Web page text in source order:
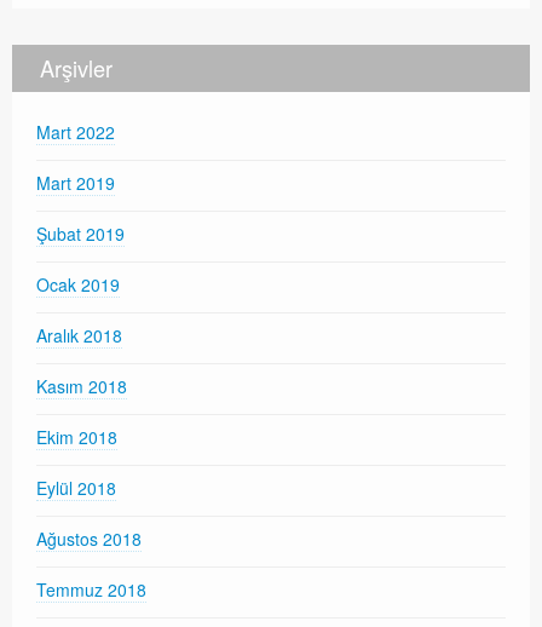
Arşivler
Mart 2022
Mart 2019
Şubat 2019
Ocak 2019
Aralık 2018
Kasım 2018
Ekim 2018
Eylül 2018
Ağustos 2018
Temmuz 2018